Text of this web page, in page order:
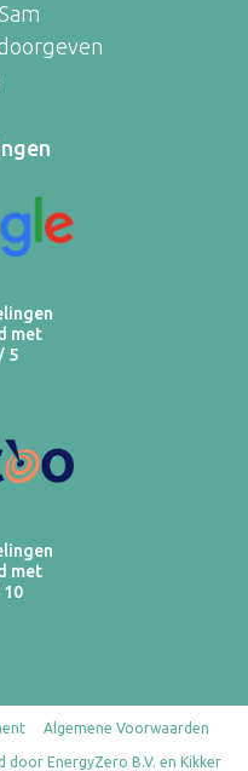
met
5
met
10
Algemene Voorwaarden
door EnergyZero B.V. en Kikker